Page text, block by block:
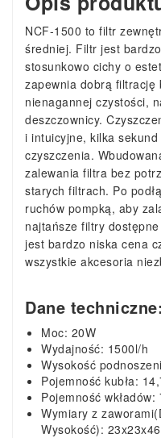
NCF-1500 to filtr
średniej. Filtr jest
stosunkowo cichy o
zapewnia dobrą filtrację
nienagannej czystości,
deszczownicy.
i intuicyjne, kilka
czyszczenia.
zalewania filtra bez
starych filtrach. Po
ruchów pompką, aby
najtańsze filtry
jest bardzo niska cena
wszystkie akcesoria
Dane techniczne:
Moc: 20W
Wydajność: 1500l/h
Wysokość
Pojemność kubła:
Pojemność wkładów:
Wymiary z
Wysokość):